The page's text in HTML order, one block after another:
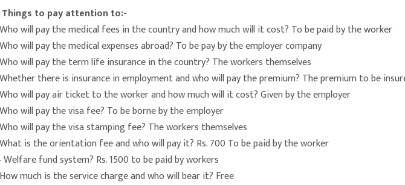
to pay attention to:-
will pay the medical fees in the country and how much will it cost? To be paid by the worker
will pay the medical expenses abroad? To be pay by the employer company
will pay the term life insurance in the country? The workers themselves
there is insurance in employment and who will pay the premium? The premium to be
will pay air ticket to the worker and how much will it cost? Given by the employer
will pay the visa fee? To be borne by the employer
will pay the visa stamping fee? The workers themselves
is the orientation fee and who will pay it? Rs. 700 To be paid by the worker
Welfare fund system? Rs. 1500 to be paid by workers
much is the service charge and who will bear it? Free